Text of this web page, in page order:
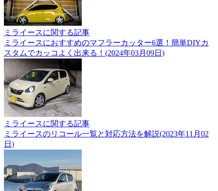
ミライースに関する記事
ミライースにおすすめのマフラーカッター6選！簡単DIYカ
スタムでカッコよく出来る！(2024年03月09日)
ミライースに関する記事
ミライースのリコール一覧と対応方法を解説(2023年11月02
日)